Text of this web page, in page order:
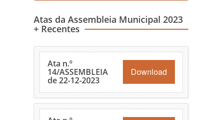
Atas da Assembleia Municipal 2023
+ Recentes
Ata n.º
14/ASSEMBLEIA
de 22-12-2023
Download